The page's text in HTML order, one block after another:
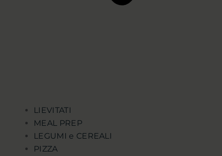
LIEVITATI
MEAL PREP
LEGUMI e CEREALI
PIZZA